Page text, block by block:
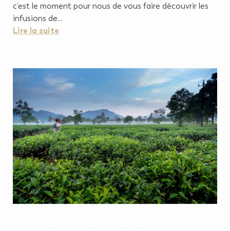
c’est le moment pour nous de vous faire découvrir les
infusions de...
Lire la suite